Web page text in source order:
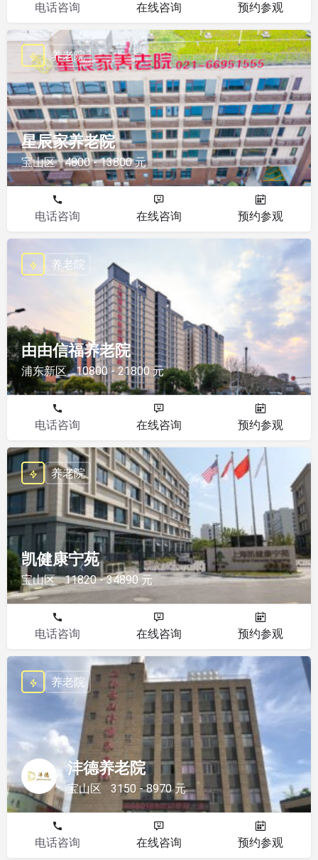
电话咨询 在线咨询 预约参观
星辰家养老院
宝山区 4800 - 13800 元
养老院
电话咨询 在线咨询 预约参观
由由信福养老院
浦东新区 10800 - 21800 元
养老院
电话咨询 在线咨询 预约参观
凯健康宁苑
宝山区 11820 - 34890 元
养老院
电话咨询 在线咨询 预约参观
沣德养老院
宝山区 3150 - 8970 元
养老院
电话咨询 在线咨询 预约参观